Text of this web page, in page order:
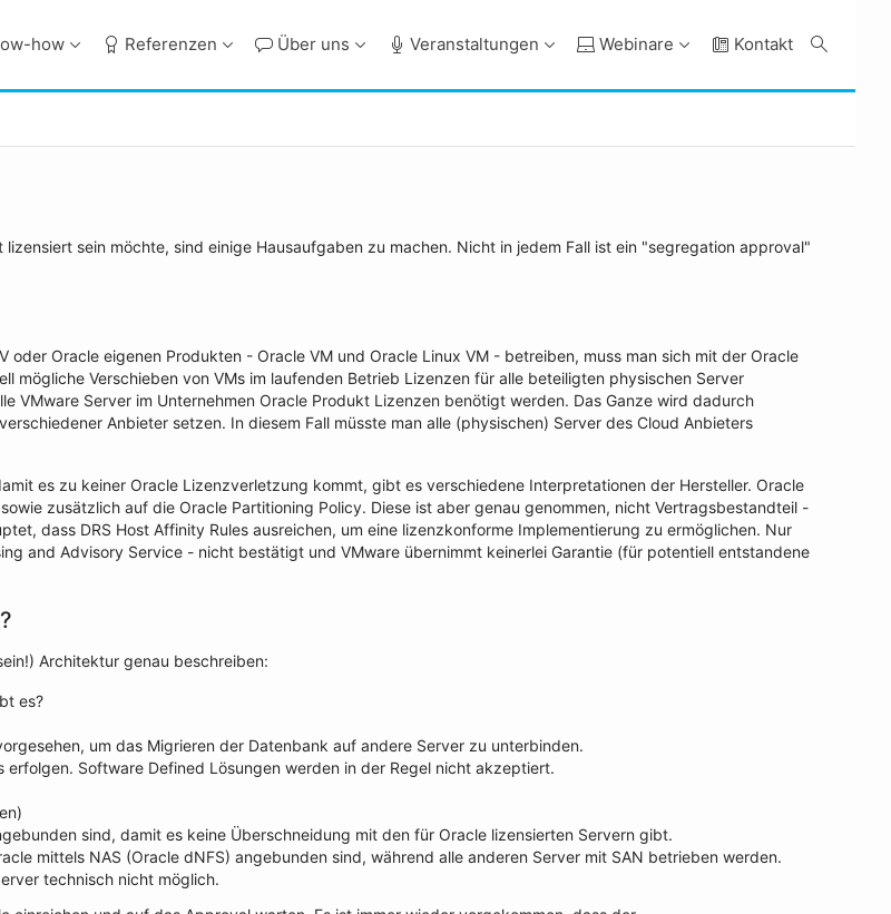
how Referenzen Über uns Veranstaltungen Webinare Kontakt
sein möchte, sind einige Hausaufgaben zu machen. Nicht in jedem Fall ist ein "segregation approval"
Oracle eigenen Produkten - Oracle VM und Oracle Linux VM - betreiben, muss man sich mit der Oracle
mögliche Verschieben von VMs im laufenden Betrieb Lizenzen für alle beteiligten physischen Server
VMware Server im Unternehmen Oracle Produkt Lizenzen benötigt werden. Das Ganze wird dadurch
Anbieter setzen. In diesem Fall müsste man alle (physischen) Server des Cloud Anbieters
es zu keiner Oracle Lizenzverletzung kommt, gibt es verschiedene Interpretationen der Hersteller. Oracle
zusätzlich auf die Oracle Partitioning Policy. Diese ist aber genau genommen, nicht Vertragsbestandteil -
dass DRS Host Affinity Rules ausreichen, um eine lizenzkonforme Implementierung zu ermöglichen. Nur
and Advisory Service - nicht bestätigt und VMware übernimmt keinerlei Garantie (für potentiell entstandene
Architektur genau beschreiben:
es?
um das Migrieren der Datenbank auf andere Server zu unterbinden.
Software Defined Lösungen werden in der Regel nicht akzeptiert.
sind, damit es keine Überschneidung mit den für Oracle lizensierten Servern gibt.
mittels NAS (Oracle dNFS) angebunden sind, während alle anderen Server mit SAN betrieben werden.
technisch nicht möglich.